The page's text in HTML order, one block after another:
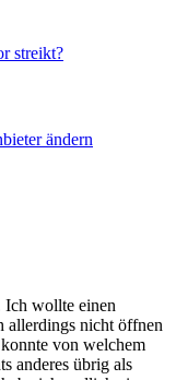
streikt?
ändern
Ich wollte einen
allerdings nicht öffnen
von welchem
anderes übrig als